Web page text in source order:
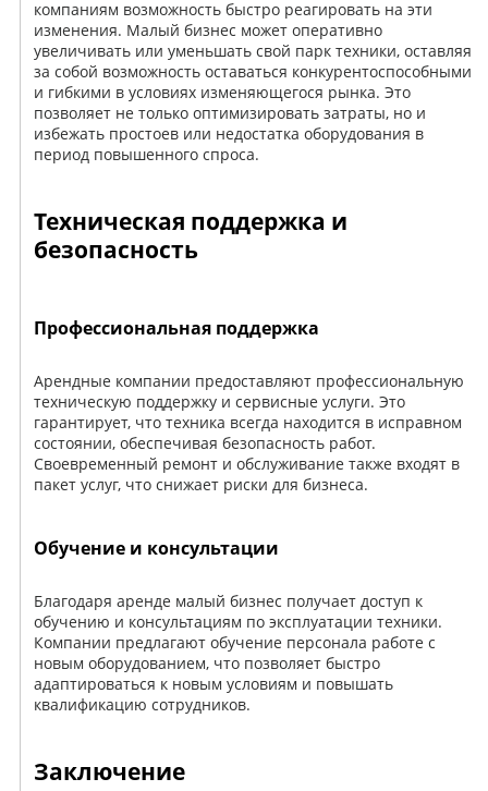
компаниям возможность быстро реагировать на эти
изменения. Малый бизнес может оперативно
увеличивать или уменьшать свой парк техники, оставляя
за собой возможность оставаться конкурентоспособными
и гибкими в условиях изменяющегося рынка. Это
позволяет не только оптимизировать затраты, но и
избежать простоев или недостатка оборудования в
период повышенного спроса.
Техническая поддержка и
безопасность
Профессиональная поддержка
Арендные компании предоставляют профессиональную
техническую поддержку и сервисные услуги. Это
гарантирует, что техника всегда находится в исправном
состоянии, обеспечивая безопасность работ.
Своевременный ремонт и обслуживание также входят в
пакет услуг, что снижает риски для бизнеса.
Обучение и консультации
Благодаря аренде малый бизнес получает доступ к
обучению и консультациям по эксплуатации техники.
Компании предлагают обучение персонала работе с
новым оборудованием, что позволяет быстро
адаптироваться к новым условиям и повышать
квалификацию сотрудников.
Заключение